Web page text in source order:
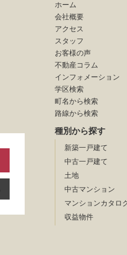
ホーム
会社概要
アクセス
スタッフ
お客様の声
不動産コラム
インフォメーション
学区検索
町名から検索
路線から検索
種別から探す
新築一戸建て
中古一戸建て
土地
中古マンション
マンションカタロ
収益物件